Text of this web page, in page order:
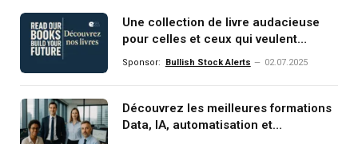
Une collection de livre audacieuse
pour celles et ceux qui veulent
comprendre, investir et dominer le
Sponsor: Bullish Stock Alerts 02.07.2025
Découvrez les meilleures formations
Data, IA, automatisation et